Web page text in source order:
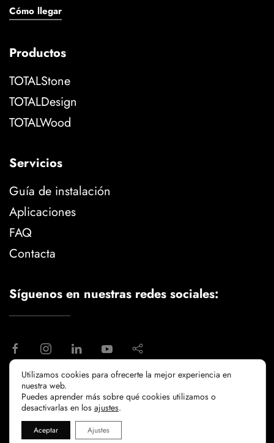
Cómo llegar
Productos
TOTALStone
TOTALDesign
TOTALWood
Servicios
Guía de instalación
Aplicaciones
FAQ
Contacta
Síguenos en nuestras redes sociales:
aviso legal
politica de privacidad
politicia de cookies
Utilizamos cookies para ofrecerte la mejor experiencia en
nuestra web.
Puedes aprender más sobre qué cookies utilizamos o
desactivarlas en los ajustes.
Aceptar Ajustes